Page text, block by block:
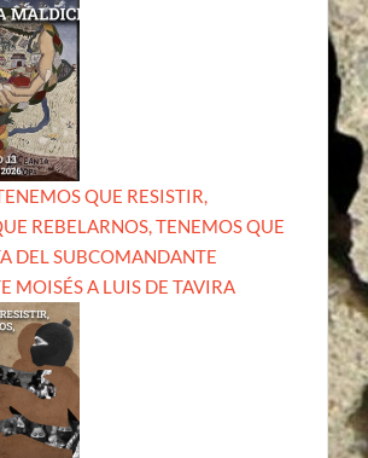
QUE RESISTIR,
REBELARNOS, TENEMOS QUE
DEL SUBCOMANDANTE
MOISÉS A LUIS DE TAVIRA